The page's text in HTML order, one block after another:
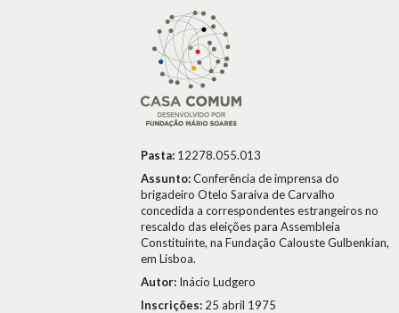
Pasta: 12278.055.013
Assunto:Conferência de imprensa do
brigadeiro Otelo Saraiva de Carvalho
concedida a correspondentes estrangeiros no
rescaldo das eleições para Assembleia
Constituinte, na Fundação Calouste Gulbenkian,
em Lisboa.
Autor: Inácio Ludgero
Inscrições: 25 abril 1975